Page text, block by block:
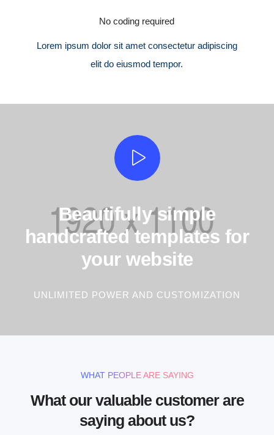
No coding required
Lorem ipsum dolor sit amet consectetur adipiscing
elit do eiusmod tempor.
Beautifully simple
handcrafted templates for
your website
UNLIMITED POWER AND CUSTOMIZATION
WHAT PEOPLE ARE SAYING
What our valuable customer are
saying about us?